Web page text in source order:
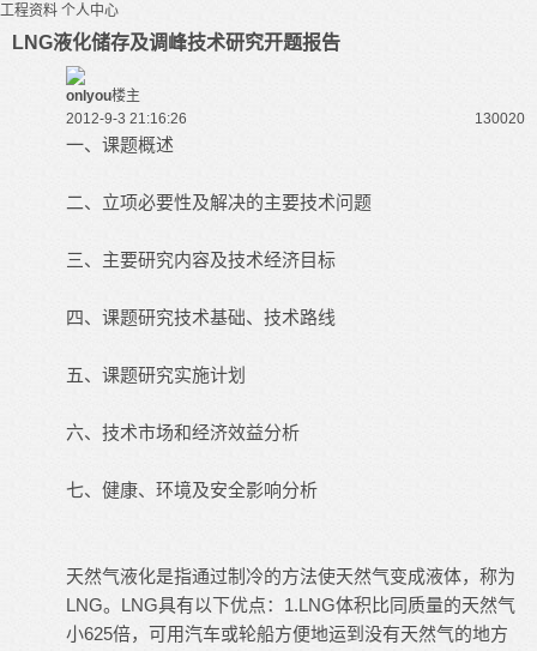
工程资料 个人中心
LNG液化储存及调峰技术研究开题报告
onlyou楼主
2012-9-3 21:16:26
130020
一、课题概述
二、立项必要性及解决的主要技术问题
三、主要研究内容及技术经济目标
四、课题研究技术基础、技术路线
五、课题研究实施计划
六、技术市场和经济效益分析
七、健康、环境及安全影响分析
天然气液化是指通过制冷的方法使天然气变成液体，称为
LNG。LNG具有以下优点：1.LNG体积比同质量的天然气
小625倍，可用汽车或轮船方便地运到没有天然气的地方